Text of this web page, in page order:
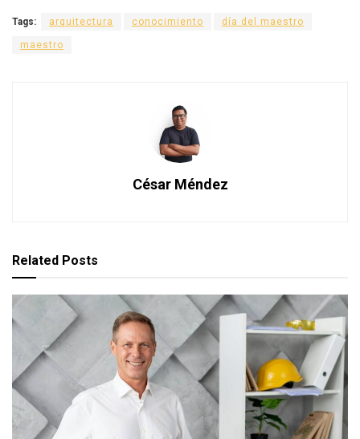
Tags: arquitectura conocimiento día del maestro
maestro
César Méndez
Related Posts